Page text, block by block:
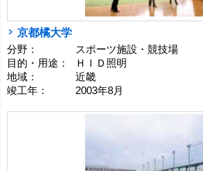
京都橘大学
分野：
スポーツ施設・競技場
目的・用途：
ＨＩＤ照明
地域：
近畿
竣工年：
2003年8月